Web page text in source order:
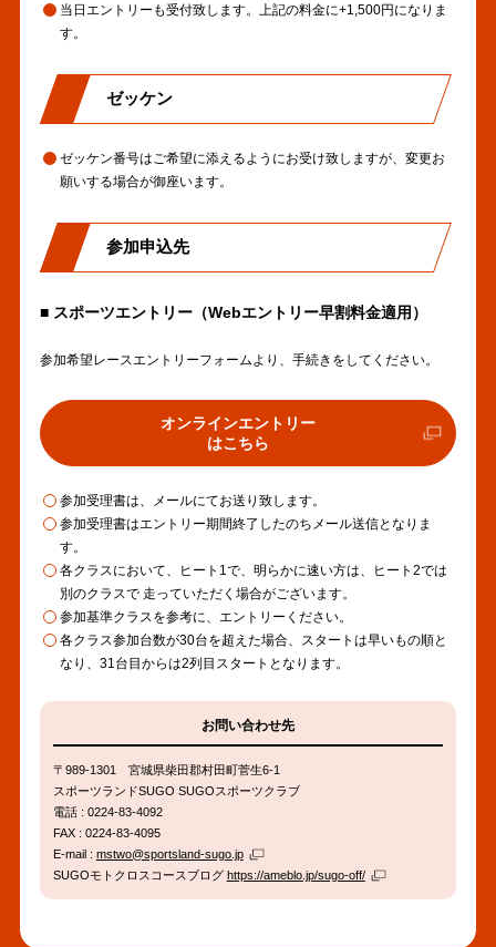
当日エントリーも受付致します。上記の料金に+1,500円になりま
す。
ゼッケン
ゼッケン番号はご希望に添えるようにお受け致しますが、変更お
願いする場合が御座います。
参加申込先
■ スポーツエントリー（Webエントリー早割料金適用）
参加希望レースエントリーフォームより、手続きをしてください。
オンラインエントリー
はこちら外
ン
ク
参加受理書は、メールにてお送り致します。
参加受理書はエントリー期間終了したのちメール送信となりま
す。
各クラスにおいて、ヒート1で、明らかに速い方は、ヒート2では
別のクラスで 走っていただく場合がございます。
参加基準クラスを参考に、エントリーください。
各クラス参加台数が30台を超えた場合、スタートは早いもの順と
なり、31台目からは2列目スタートとなります。
お問い合わせ先
〒989-1301 宮城県柴田郡村田町菅生6-1
スポーツランドSUGO SUGOスポーツクラブ
電話 : 0224-83-4092
FAX : 0224-83-4095
E-mail : mstwo@sportsland-sugo.jp
SUGOモトクロスコースブログ https://ameblo.jp/sugo-off/